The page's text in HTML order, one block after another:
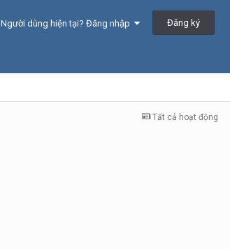
Người dùng hiện tại? Đăng nhập Đăng ký
Tất cả hoạt động